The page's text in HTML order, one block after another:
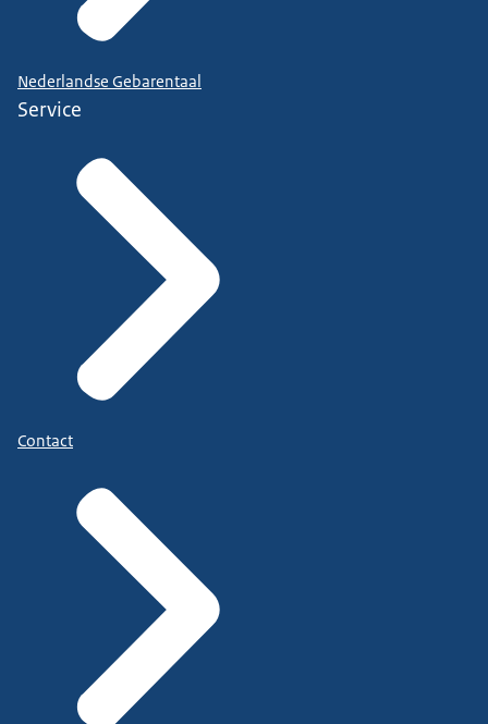
Nederlandse Gebarentaal
Service
Contact